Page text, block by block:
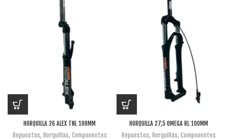
HORQUILLA 26 ALEX TNL 100MM
Repuestos, Horquillas, Componentes
HORQUILLA 27,5 OMEGA RL 100MM
Repuestos, Horquillas, Componentes